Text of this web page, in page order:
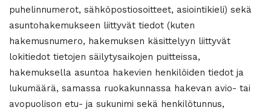
puhelinnumerot, sähköpostiosoitteet, asiointikieli) sekä
asuntohakemukseen liittyvät tiedot (kuten
hakemusnumero, hakemuksen käsittelyyn liittyvät
lokitiedot tietojen säilytysaikojen puitteissa,
hakemuksella asuntoa hakevien henkilöiden tiedot ja
lukumäärä, samassa ruokakunnassa hakevan avio- tai
avopuolison etu- ja sukunimi sekä henkilötunnus,